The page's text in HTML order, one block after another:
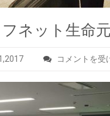
ネット生命
ラ
フ
コメントを受